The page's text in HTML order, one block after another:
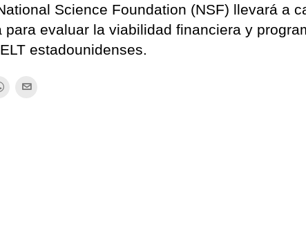
Science Foundation (NSF) llevará a
evaluar la viabilidad financiera y
estadounidenses.